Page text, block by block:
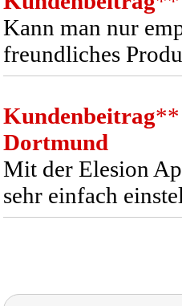
Kann man nur
freundliches
Kundenbeitrag**
Dortmund
Mit der Elesion
sehr einfach